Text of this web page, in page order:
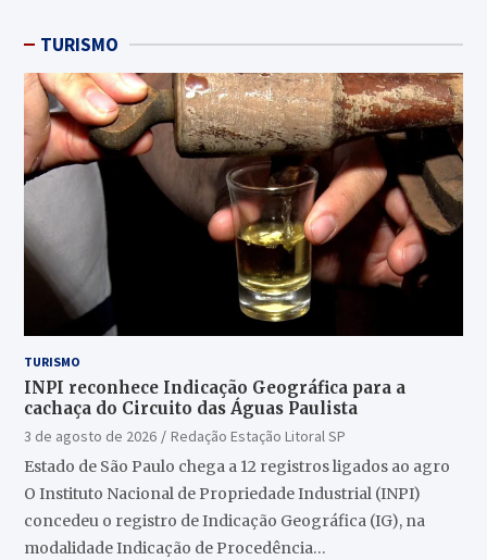
TURISMO
TURISMO
INPI reconhece Indicação Geográfica para a
cachaça do Circuito das Águas Paulista
3 de agosto de 2026
Redação Estação Litoral SP
Estado de São Paulo chega a 12 registros ligados ao agro
O Instituto Nacional de Propriedade Industrial (INPI)
concedeu o registro de Indicação Geográfica (IG), na
modalidade Indicação de Procedência…